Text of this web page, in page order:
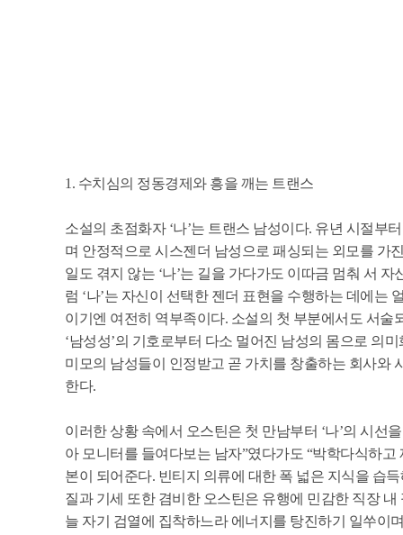
1. 수치심의 정동경제와 흥을 깨는 트랜스
소설의 초점화자 ‘나’는 트랜스 남성이다. 유년 시절부
며 안정적으로 시스젠더 남성으로 패싱되는 외모를 가
일도 겪지 않는 ‘나’는 길을 가다가도 이따금 멈춰 서
럼 ‘나’는 자신이 선택한 젠더 표현을 수행하는 데에는
이기엔 여전히 역부족이다. 소설의 첫 부분에서도 서술
‘남성성’의 기호로부터 다소 멀어진 남성의 몸으로 의
미모의 남성들이 인정받고 곧 가치를 창출하는 회사와
한다.
이러한 상황 속에서 오스틴은 첫 만남부터 ‘나’의 시선
아 모니터를 들여다보는 남자”였다가도 “박학다식하고
본이 되어준다. 빈티지 의류에 대한 폭 넓은 지식을 습
질과 기세 또한 겸비한 오스틴은 유행에 민감한 직장
늘 자기 검열에 집착하느라 에너지를 탕진하기 일쑤이